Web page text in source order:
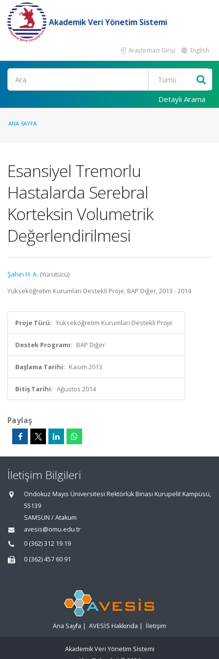
Akademik Veri Yönetim Sistemi
Araştırmacı Girişi English
Ara
Detaylı Arama
ANA SAYFA
Esansiyel Tremorlu
Hastalarda Serebral
Korteksin Volumetrik
Değerlendirilmesi
Şahin H. A. (Yürütücü)
Yükseköğretim Kurumları Destekli Proje, BAP Diğer, 2013 - 2014
Proje Türü: Yükseköğretim Kurumları Destekli Proje
Destek Programı: BAP Diğer
Başlama Tarihi: Kasım 2013
Bitiş Tarihi: Ağustos 2014
Paylaş
İletişim Bilgileri
Ondokuz Mayıs Üniversitesi Rektörlük Binası Kurupelit Kampüsü,
55139
SAMSUN / Atakum
avesis@omu.edu.tr
0 (362) 312 19 19
0 (362) 457 60 91
Ana Sayfa | AVESİS Hakkında | İletişim
Akademik Veri Yönetim Sistemi